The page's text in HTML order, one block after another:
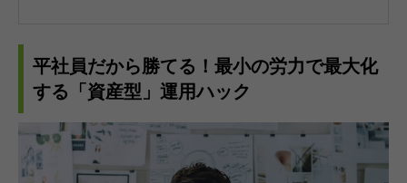
平社員だから勝てる！最小の労力で最大化
する「資産型」運用ハック